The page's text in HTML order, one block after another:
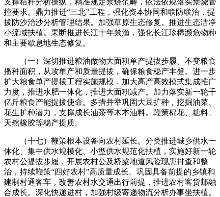
控要求。鼎力推进“三北”工程，强化资本协同和联防联治，提
拔防沙治沙分析管理结果。加强草原生态修复。推进生态洁净
小流域扶植。果断推进长江十年禁渔，强化长江珍稀濒危物种
和主要歇息地生态修复。
（一）深切推进粮油做物大面积单产提拔步履。不变粮食
播种面积，从攻单产和质量提拔，确保粮食稳产丰登。进一步
扩大粮食单产提拔工程实施规模，加大高产高效模式集成推广
力度，推进水肥一体化，推进大面积减产。加力落实新一轮千
亿斤粮食产能提拔使命。多措并举巩固大豆扩种，挖掘油菜、
花生扩种潜力，支撑成长油茶等木本油料。鞭策棉花、糖料、
天然橡胶等稳产提质。
（十七）鞭策根本设备向农村延长。分类推进城乡供水一
体化、集中供水规模化、小型供水规范化扶植，实施好新一轮
农村公提拔步履，开展农村公及桥梁地道风险现患排查和整
治，持续鞭策“四好农村”高质量成长。巩固具备前提的乡镇和
建制村通客车，改善农村水交通出行前提，推进农村客货邮融
合成长。深化快递进村，加强村级寄递物流分析办事坐扶植。